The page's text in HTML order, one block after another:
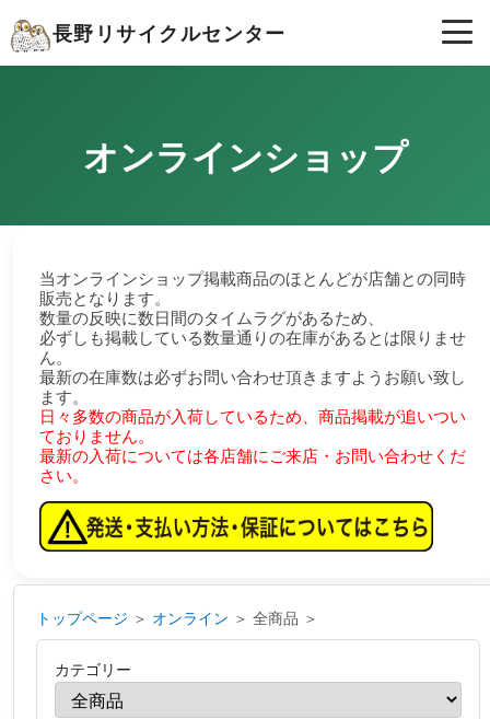
長野リサイクルセンター
オンラインショップ
当オンラインショップ掲載商品のほとんどが店舗との同時
販売となります。
数量の反映に数日間のタイムラグがあるため、
必ずしも掲載している数量通りの在庫があるとは限りませ
ん。
最新の在庫数は必ずお問い合わせ頂きますようお願い致し
ます。
日々多数の商品が入荷しているため、商品掲載が追いつい
ておりません。
最新の入荷については各店舗にご来店・お問い合わせくだ
さい。
トップページ ＞ オンライン ＞ 全商品 ＞
カテゴリー